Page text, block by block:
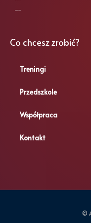
Co chcesz zrobić?
Treningi
Przedszkole
Współpraca
Kontakt
©